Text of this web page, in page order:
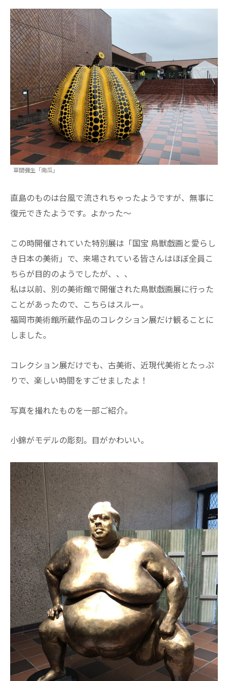
草間彌生「南瓜」
直島のものは台風で流されちゃったようですが、無事に
復元できたようです。よかった～
この時開催されていた特別展は「国宝 鳥獣戯画と愛らし
き日本の美術」で、来場されている皆さんはほぼ全員こ
ちらが目的のようでしたが、、、
私は以前、別の美術館で開催された鳥獣戯画展に行った
ことがあったので、こちらはスルー。
福岡市美術館所蔵作品のコレクション展だけ観ることに
しました。
コレクション展だけでも、古美術、近現代美術とたっぷ
りで、楽しい時間をすごせましたよ！
写真を撮れたものを一部ご紹介。
小錦がモデルの彫刻。目がかわいい。